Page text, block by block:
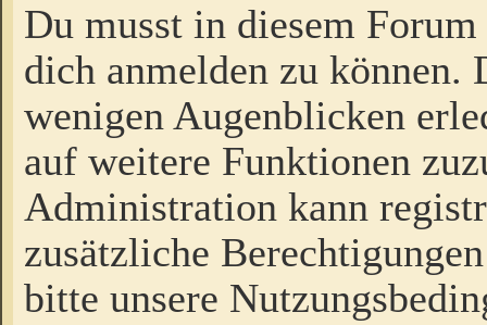
Du musst in diesem
dich anmelden zu
wenigen Augenblicken
auf weitere Funktionen
Administration kann
zusätzliche
bitte unsere